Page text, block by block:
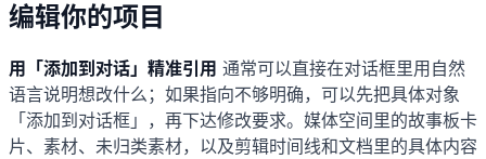
编辑你的项目
用「添加到对话」精准引用 通常可以直接在对话框里用自然
语言说明想改什么；如果指向不够明确，可以先把具体对象
「添加到对话框」，再下达修改要求。媒体空间里的故事板卡
片、素材、未归类素材，以及剪辑时间线和文档里的具体内容